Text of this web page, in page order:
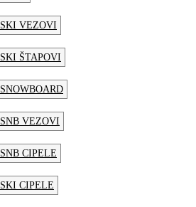
SKI VEZOVI
SKI ŠTAPOVI
SNOWBOARD
SNB VEZOVI
SNB CIPELE
SKI CIPELE